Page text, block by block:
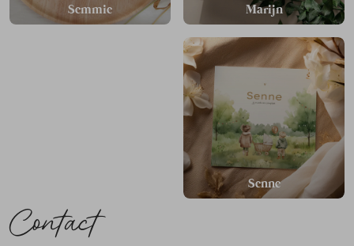
Semmie Marijn
Kees
Senne
Contact